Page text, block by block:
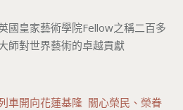
國皇家藝術學院Fellow之稱二百多
師對世界藝術的卓越貢獻
車開向花蓮基隆 關心榮民、榮眷